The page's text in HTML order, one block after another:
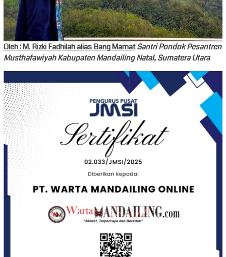
Oleh : M. Rizki Fadhilah alias Bang MamatSantri Pondok Pesantren
Musthafawiyah Kabupaten Mandailing Natal, Sumatera Utara